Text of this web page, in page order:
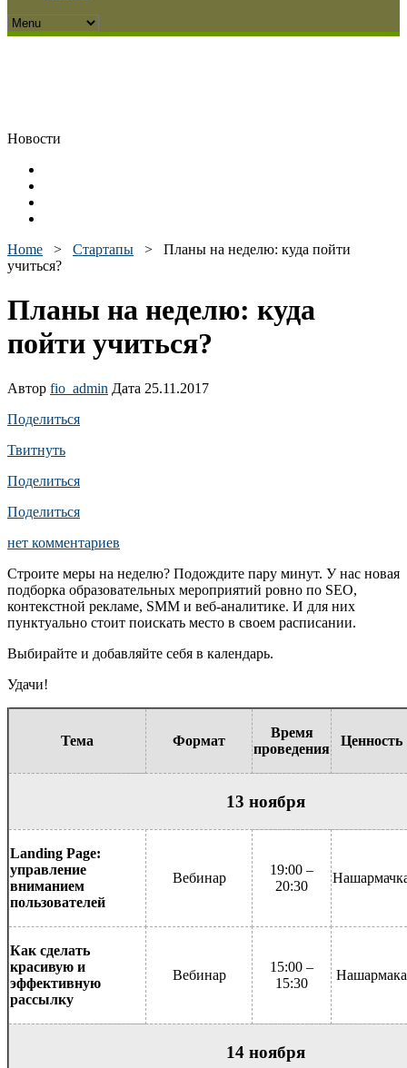
Новости
Home > Стартапы > Планы на неделю: куда пойти
учиться?
Планы на неделю: куда
пойти учиться?
Автор fio_admin Дата 25.11.2017
Поделиться
Твитнуть
Поделиться
Поделиться
нет комментариев
Строите меры на неделю? Подождите пару минут. У нас новая
подборка образовательных мероприятий ровно по SEO,
контекстной рекламе, SMM и веб-аналитике. И для них
пунктуально стоит поискать место в своем расписании.
Выбирайте и добавляйте себя в календарь.
Удачи!
Тема Формат
Время
проведения
Ценность
13 ноября
Landing Page:
управление
вниманием
пользователей
Вебинар
19:00 –
20:30
Как сделать
красивую и
эффективную
рассылку
Вебинар
15:00 –
15:30
Нашармака
14 ноября